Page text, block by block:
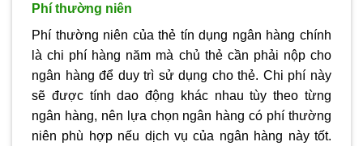
Phí thường niên
Phí thường niên của thẻ tín dụng ngân hàng chính
là chi phí hàng năm mà chủ thẻ cần phải nộp cho
ngân hàng để duy trì sử dụng cho thẻ. Chi phí này
sẽ được tính dao động khác nhau tùy theo từng
ngân hàng, nên lựa chọn ngân hàng có phí thường
niên phù hợp nếu dịch vụ của ngân hàng này tốt.